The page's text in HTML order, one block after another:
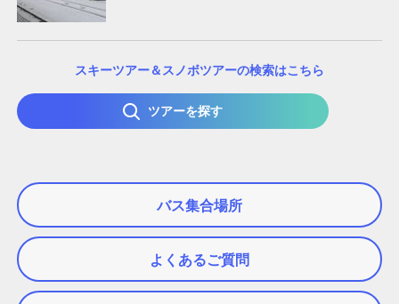
スキーツアー＆スノボツアーの検索はこちら
ツアーを探す
バス集合場所
よくあるご質問